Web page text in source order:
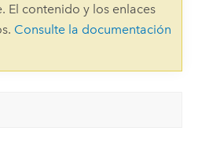
El contenido y los enlaces
Consulte la documentación